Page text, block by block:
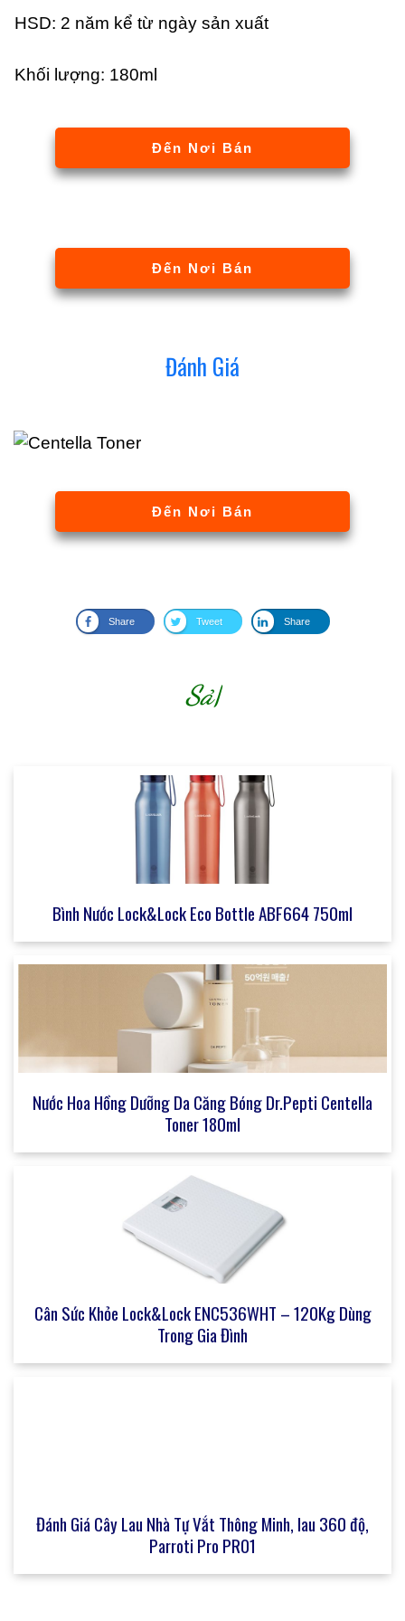
HSD: 2 năm kể từ ngày sản xuất
Khối lượng: 180ml
Đến Nơi Bán
Đến Nơi Bán
Đánh Giá
Đến Nơi Bán
Share Tweet Share
Sản phẩm
Bình Nước Lock&Lock Eco Bottle ABF664 750ml
Nước Hoa Hồng Dưỡng Da Căng Bóng Dr.Pepti Centella
Toner 180ml
Cân Sức Khỏe Lock&Lock ENC536WHT – 120Kg Dùng
Trong Gia Đình
Đánh Giá Cây Lau Nhà Tự Vắt Thông Minh, lau 360 độ,
Parroti Pro PR01